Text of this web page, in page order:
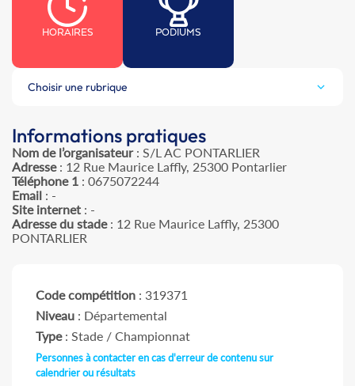
HORAIRES PODIUMS
Choisir une rubrique
Informations pratiques
Nom de l’organisateur: S/L AC PONTARLIER
Adresse: 12 Rue Maurice Laffly, 25300 Pontarlier
Téléphone 1 : 0675072244
Email : -
Site internet : -
Adresse du stade: 12 Rue Maurice Laffly, 25300
PONTARLIER
Code compétition : 319371
Niveau : Départemental
Type: Stade / Championnat
Personnes à contacter en cas d'erreur de contenu sur
calendrier ou résultats